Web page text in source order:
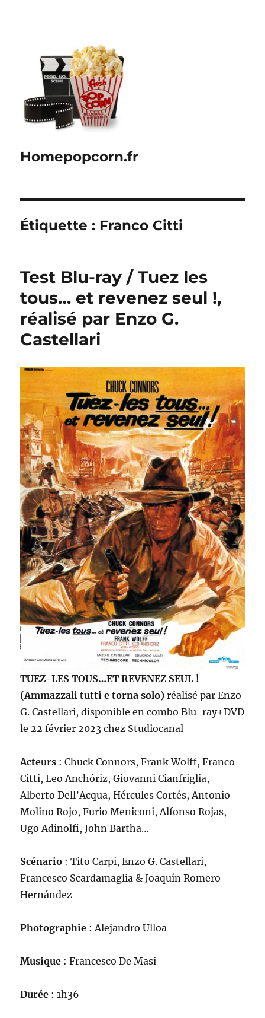
Homepopcorn.fr
Étiquette : Franco Citti
Test Blu-ray / Tuez les
tous… et revenez seul !,
réalisé par Enzo G.
Castellari
TUEZ-LES TOUS…ET REVENEZ SEUL !
(Ammazzali tutti e torna solo) réalisé par Enzo
G. Castellari, disponible en combo Blu-ray+DVD
le 22 février 2023 chez Studiocanal
Acteurs : Chuck Connors, Frank Wolff, Franco
Citti, Leo Anchóriz, Giovanni Cianfriglia,
Alberto Dell’Acqua, Hércules Cortés, Antonio
Molino Rojo, Furio Meniconi, Alfonso Rojas,
Ugo Adinolfi, John Bartha…
Scénario : Tito Carpi, Enzo G. Castellari,
Francesco Scardamaglia & Joaquín Romero
Hernández
Photographie : Alejandro Ulloa
Musique : Francesco De Masi
Durée : 1h36